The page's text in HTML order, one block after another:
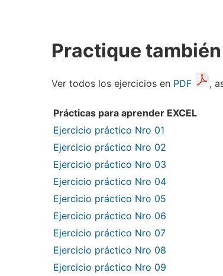
Practique
Ver todos los ejercicios en PDF ,
Prácticas para aprender EXCEL
Ejercicio práctico Nro 01
Ejercicio práctico Nro 02
Ejercicio práctico Nro 03
Ejercicio práctico Nro 04
Ejercicio práctico Nro 05
Ejercicio práctico Nro 06
Ejercicio práctico Nro 07
Ejercicio práctico Nro 08
Ejercicio práctico Nro 09